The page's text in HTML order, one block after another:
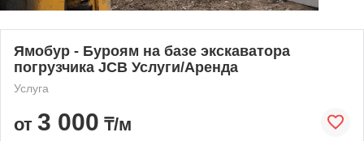
Ямобур - Буроям на базе экскаватора
погрузчика JCB Услуги/Аренда
Услуга
от 3 000 ₸/м